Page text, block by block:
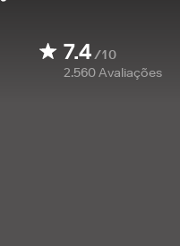
7.4/10
2.560Avaliações